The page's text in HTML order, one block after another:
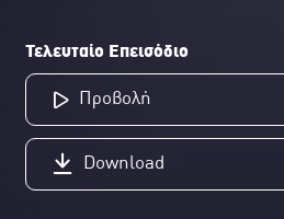
Τελευταίο Επεισόδιο
Προβολή
Download